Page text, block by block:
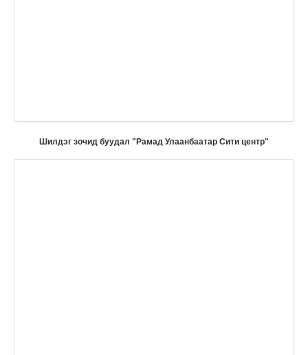
Шилдэг зочид буудал "Рамад Улаанбаатар Сити центр"